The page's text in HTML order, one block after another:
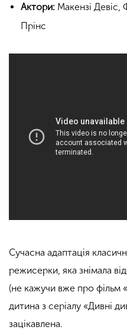
Актори: Макензі Девіс,
Прінс
Сучасна адаптація
режисерки, яка знімала
(не кажучи вже про фільм
дитина з серіалу «Дивні
зацікавлена.